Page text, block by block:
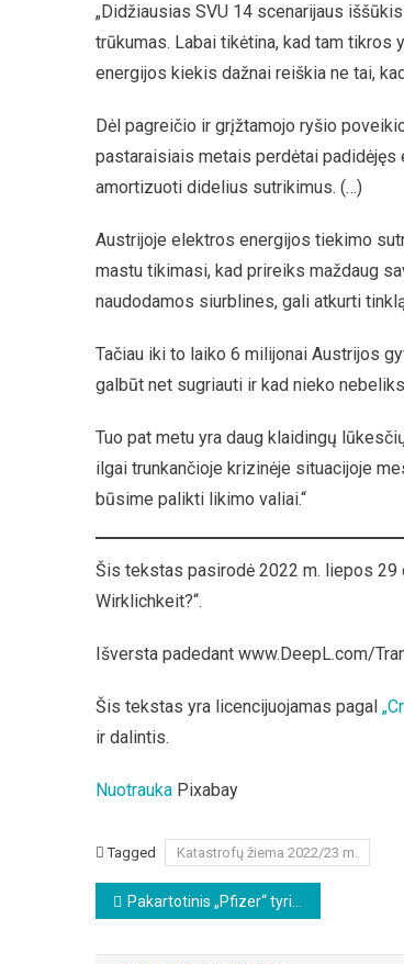
„Didžiausias SVU 14 scenarijaus
trūkumas. Labai tikėtina, kad tam
energijos kiekis dažnai reiškia ne tai,
Dėl pagreičio ir grįžtamojo ryšio
pastaraisiais metais perdėtai
amortizuoti didelius sutrikimus. (…)
Austrijoje elektros energijos tiekimo
mastu tikimasi, kad prireiks maždaug
naudodamos siurblines, gali atkurti
Tačiau iki to laiko 6 milijonai Austrijos
galbūt net sugriauti ir kad nieko
Tuo pat metu yra daug klaidingų
ilgai trunkančioje krizinėje situacijoje
būsime palikti likimo valiai.“
Šis tekstas pasirodė 2022 m. liepos 29
Wirklichkeit?“.
Išversta padedant www.DeepL.com/
Šis tekstas yra licencijuojamas pagal
ir dalintis.
Nuotrauka Pixabay
Tagged Katastrofų žiema 2022/23 m.
Beitragsnavigation
Pakartotinis „Pfizer“ tyrimų vertinimas: aiškiai neigiamas naudos ir žalos santykis